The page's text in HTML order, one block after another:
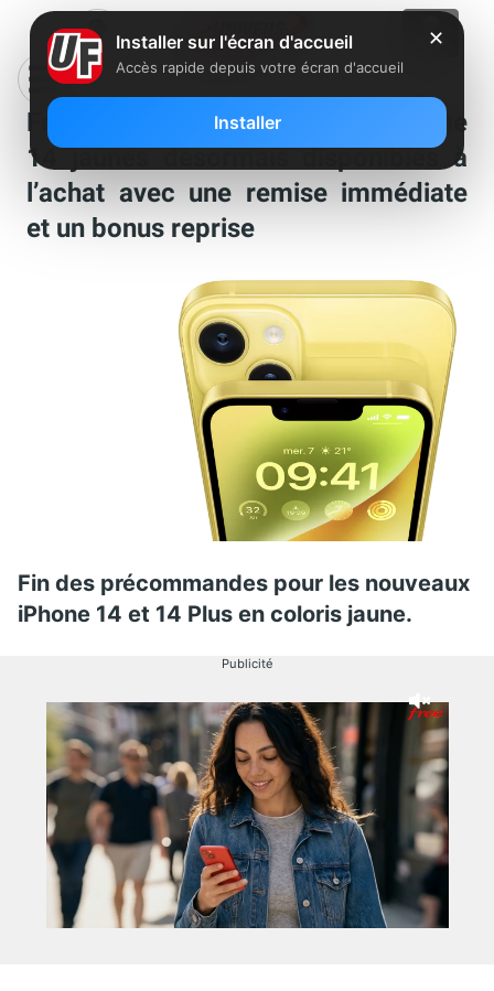
Free Mobile : les nouveaux iPhone
14 jaunes désormais disponibles à
l’achat avec une remise immédiate
et un bonus reprise
Fin des précommandes pour les nouveaux
iPhone 14 et 14 Plus en coloris jaune.
Publicité
✕
Installer sur l'écran d'accueil
Accès rapide depuis votre écran d'accueil
Installer